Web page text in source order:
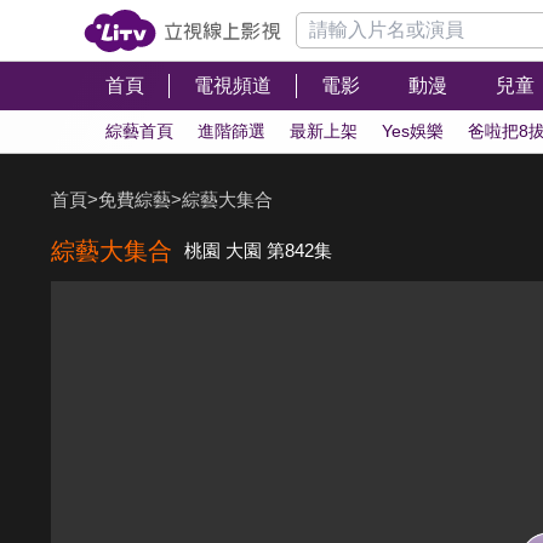
首頁 電視頻道 電影 動漫 兒童
綜藝首頁 進階篩選 最新上架 Yes娛樂 爸啦把8
首頁>免費綜藝>綜藝大集合
綜藝大集合 桃園 大園 第842集